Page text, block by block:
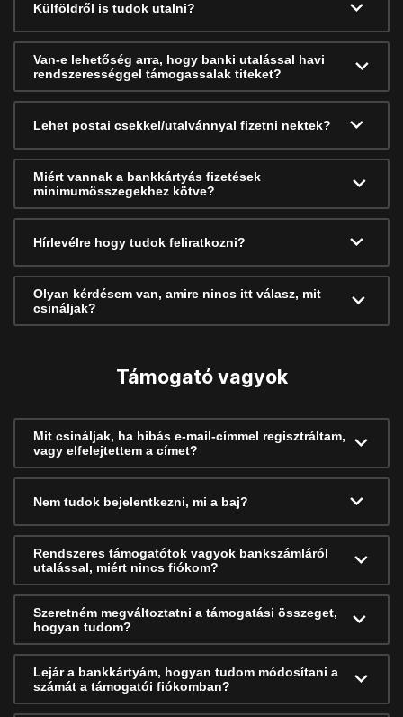
Külföldről is tudok utalni?
Van-e lehetőség arra, hogy banki utalással havi
rendszerességgel támogassalak titeket?
Lehet postai csekkel/utalvánnyal fizetni nektek?
Miért vannak a bankkártyás fizetések
minimumösszegekhez kötve?
Hírlevélre hogy tudok feliratkozni?
Olyan kérdésem van, amire nincs itt válasz, mit
csináljak?
Támogató vagyok
Mit csináljak, ha hibás e-mail-címmel regisztráltam,
vagy elfelejtettem a címet?
Nem tudok bejelentkezni, mi a baj?
Rendszeres támogatótok vagyok bankszámláról
utalással, miért nincs fiókom?
Szeretném megváltoztatni a támogatási összeget,
hogyan tudom?
Lejár a bankkártyám, hogyan tudom módosítani a
számát a támogatói fiókomban?